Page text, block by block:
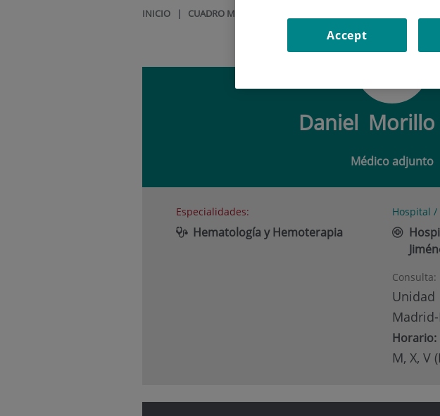
INICIO | CUADRO MÉDICO
Daniel Morillo
Médico adjunto
Especialidades:
Hematología y Hemoterapia
Hospital /
Horario:
M, X, V
Accept